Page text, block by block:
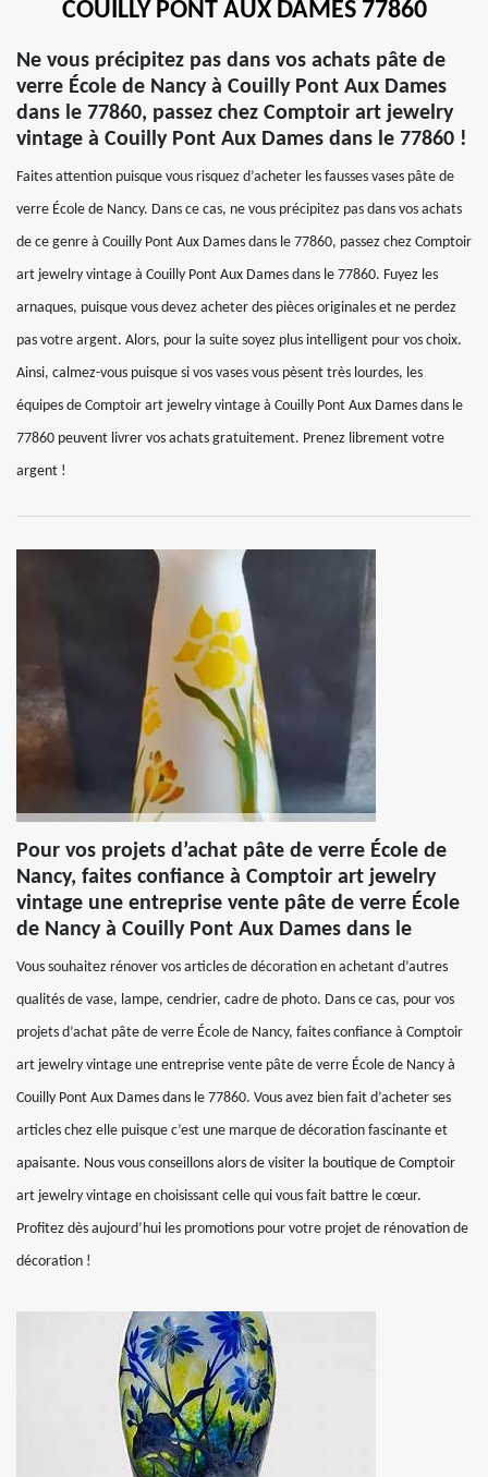
COUILLY PONT AUX DAMES 77860
Ne vous précipitez pas dans vos achats pâte de
verre École de Nancy à Couilly Pont Aux Dames
dans le 77860, passez chez Comptoir art jewelry
vintage à Couilly Pont Aux Dames dans le 77860 !
Faites attention puisque vous risquez d’acheter les fausses vases pâte de
verre École de Nancy. Dans ce cas, ne vous précipitez pas dans vos achats
de ce genre à Couilly Pont Aux Dames dans le 77860, passez chez Comptoir
art jewelry vintage à Couilly Pont Aux Dames dans le 77860. Fuyez les
arnaques, puisque vous devez acheter des pièces originales et ne perdez
pas votre argent. Alors, pour la suite soyez plus intelligent pour vos choix.
Ainsi, calmez-vous puisque si vos vases vous pèsent très lourdes, les
équipes de Comptoir art jewelry vintage à Couilly Pont Aux Dames dans le
77860 peuvent livrer vos achats gratuitement. Prenez librement votre
argent !
Pour vos projets d’achat pâte de verre École de
Nancy, faites confiance à Comptoir art jewelry
vintage une entreprise vente pâte de verre École
de Nancy à Couilly Pont Aux Dames dans le
Vous souhaitez rénover vos articles de décoration en achetant d’autres
qualités de vase, lampe, cendrier, cadre de photo. Dans ce cas, pour vos
projets d’achat pâte de verre École de Nancy, faites confiance à Comptoir
art jewelry vintage une entreprise vente pâte de verre École de Nancy à
Couilly Pont Aux Dames dans le 77860. Vous avez bien fait d’acheter ses
articles chez elle puisque c’est une marque de décoration fascinante et
apaisante. Nous vous conseillons alors de visiter la boutique de Comptoir
art jewelry vintage en choisissant celle qui vous fait battre le cœur.
Profitez dès aujourd’hui les promotions pour votre projet de rénovation de
décoration !